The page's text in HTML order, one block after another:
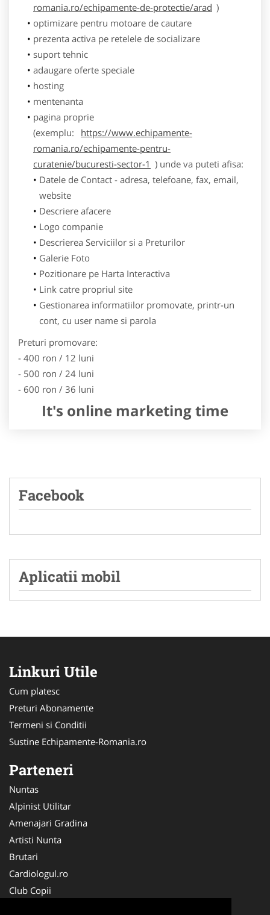
romania.ro/echipamente-de-protectie/arad )
optimizare pentru motoare de cautare
prezenta activa pe retelele de socializare
suport tehnic
adaugare oferte speciale
hosting
mentenanta
pagina proprie
(exemplu:
https://www.echipamente-
romania.ro/echipamente-pentru-
curatenie/bucuresti-sector-1 ) unde va puteti afisa:
Datele de Contact - adresa, telefoane, fax, email,
website
Descriere afacere
Logo companie
Descrierea Serviciilor si a Preturilor
Galerie Foto
Pozitionare pe Harta Interactiva
Link catre propriul site
Gestionarea informatiilor promovate, printr-un
cont, cu user name si parola
Preturi promovare:
- 400 ron / 12 luni
- 500 ron / 24 luni
- 600 ron / 36 luni
It's online marketing time
Facebook
Aplicatii mobil
Linkuri Utile
Cum platesc
Preturi Abonamente
Termeni si Conditii
Sustine Echipamente-Romania.ro
Parteneri
Nuntas
Alpinist Utilitar
Amenajari Gradina
Artisti Nunta
Brutari
Cardiologul.ro
Club Copii